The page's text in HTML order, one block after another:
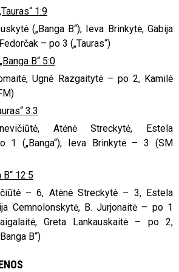
1:9
(„Banga B“); Ieva Brinkytė, Gabija
– po 3 („Tauras“)
B“ 5:0
Ugnė Razgaitytė – po 2, Kamilė
3:3
Atėnė Streckytė, Estela
1 („Banga“); Ieva Brinkytė – 3 (SM
B“ 12:5
– 6, Atėnė Streckytė – 3, Estela
Cemnolonskytė, B. Jurjonaitė – po 1
Greta Lankauskaitė – po 2,
B“)